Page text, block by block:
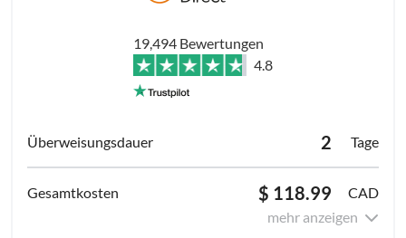
19,494 Bewertungen
4.8
2 Tage
$ 118.99
CAD
mehr anzeigen